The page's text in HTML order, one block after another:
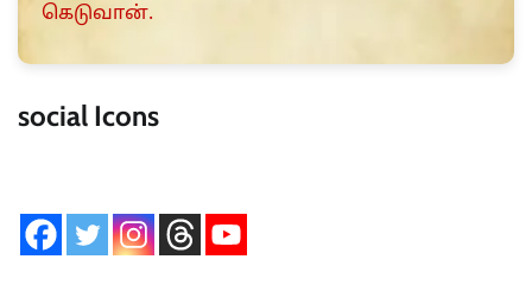
கெடுவான்.
social Icons